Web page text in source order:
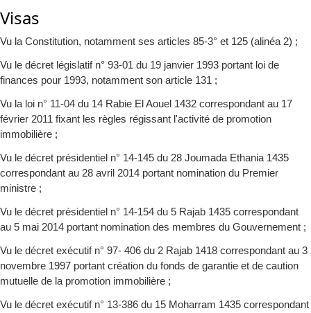
Visas
Vu la Constitution, notamment ses articles 85-3° et 125 (alinéa 2) ;
Vu le décret législatif n° 93-01 du 19 janvier 1993 portant loi de
finances pour 1993, notamment son article 131 ;
Vu la loi n° 11-04 du 14 Rabie El Aouel 1432 correspondant au 17
février 2011 fixant les règles régissant l'activité de promotion
immobilière ;
Vu le décret présidentiel n° 14-145 du 28 Joumada Ethania 1435
correspondant au 28 avril 2014 portant nomination du Premier
ministre ;
Vu le décret présidentiel n° 14-154 du 5 Rajab 1435 correspondant
au 5 mai 2014 portant nomination des membres du Gouvernement ;
Vu le décret exécutif n° 97- 406 du 2 Rajab 1418 correspondant au 3
novembre 1997 portant création du fonds de garantie et de caution
mutuelle de la promotion immobilière ;
Vu le décret exécutif n° 13-386 du 15 Moharram 1435 correspondant